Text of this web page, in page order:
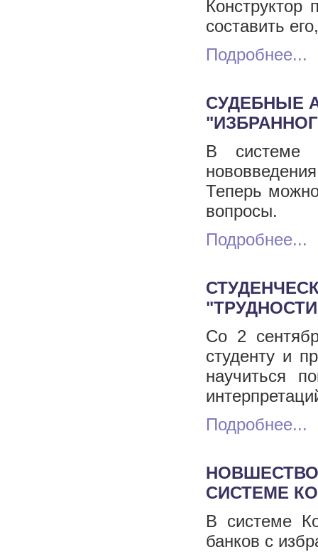
Конструктор
составить
Подробнее...
СУДЕБНЫЕ
В системе
Теперь
вопросы.
Подробнее...
Со 2
студенту и
научиться
Подробнее...
СИСТЕМЕ
В системе
банков с